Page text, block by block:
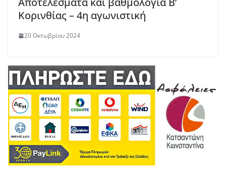
Κορινθίας – 4η αγωνιστική
20 Οκτωβρίου 2024